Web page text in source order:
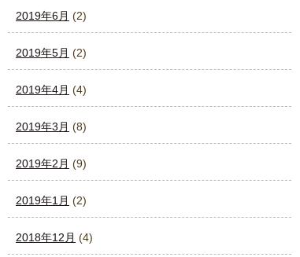
2019年6月 (2)
2019年5月 (2)
2019年4月 (4)
2019年3月 (8)
2019年2月 (9)
2019年1月 (2)
2018年12月 (4)